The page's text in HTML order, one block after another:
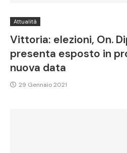
Attualità
Vittoria: elezioni, On.
presenta esposto in
nuova data
29 Gennaio 2021